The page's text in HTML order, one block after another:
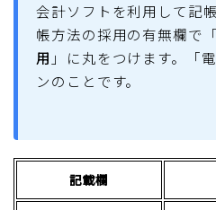
会計ソフトを利用して記
帳方法の採用の有無欄で「
用 」に丸をつけます。「
ンのことです。
記載欄